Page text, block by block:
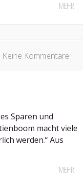
MEHR
Keine Kommentare
Sparen und
macht viele
werden.“ Aus
MEHR